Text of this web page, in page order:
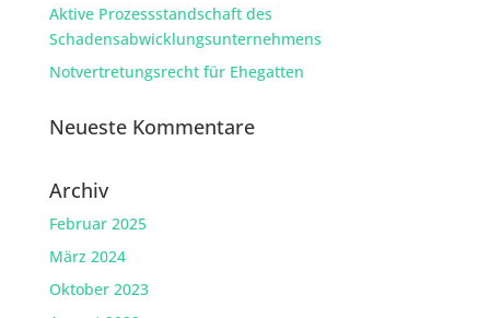
Aktive Prozessstandschaft des
Schadensabwicklungsunternehmens
Notvertretungsrecht für Ehegatten
Neueste Kommentare
Archiv
Februar 2025
März 2024
Oktober 2023